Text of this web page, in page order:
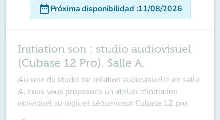
date_rangePróxima disponibilidad :11/08/2026
Initiation son : studio audiovisuel
(Cubase 12 Pro). Salle A.
Au sein du studio de création audiovisuelle en salle
A, nous vous proposons un atelier d'initiation
individuel au logiciel séquenceur Cubase 12 pro.